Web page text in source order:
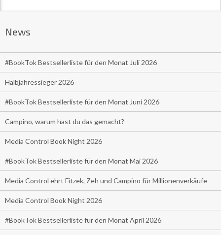
News
#BookTok Bestsellerliste für den Monat Juli 2026
Halbjahressieger 2026
#BookTok Bestsellerliste für den Monat Juni 2026
Campino, warum hast du das gemacht?
Media Control Book Night 2026
#BookTok Bestsellerliste für den Monat Mai 2026
Media Control ehrt Fitzek, Zeh und Campino für Millionenverkäufe
Media Control Book Night 2026
#BookTok Bestsellerliste für den Monat April 2026